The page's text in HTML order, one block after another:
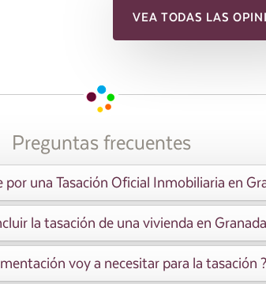
VEA TODAS LAS
Preguntas frecuentes
por una Tasación Oficial Inmobiliaria en
la tasación de una vivienda en
voy a necesitar para la tasación ?